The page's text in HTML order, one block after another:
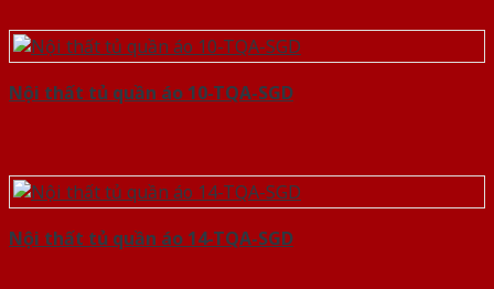
Nội thất tủ quần áo 10-TQA-SGD
Nội thất tủ quần áo 14-TQA-SGD